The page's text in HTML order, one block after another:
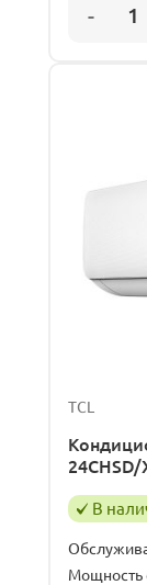
TCL
24CHSD/
В
Мощность